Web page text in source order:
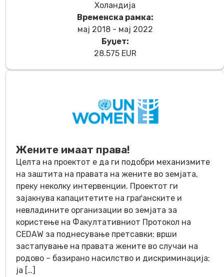
Холандија
Временска рамка:
мај 2018 - мај 2022
Буџет:
28.575 EUR
Жените имаат права!
Целта на проектот е да ги подобри механизмите
на заштита на правата на жените во земјата,
преку неколку интервенции. Проектот ги
зајакнува капацитетите на граѓанските и
невладините организации во земјата за
користење на Факултативниот Протокол на
CEDAW за поднесување претсавки; врши
застапување на правата жените во случаи на
родово – базирано насилство и дискриминација;
ја […]